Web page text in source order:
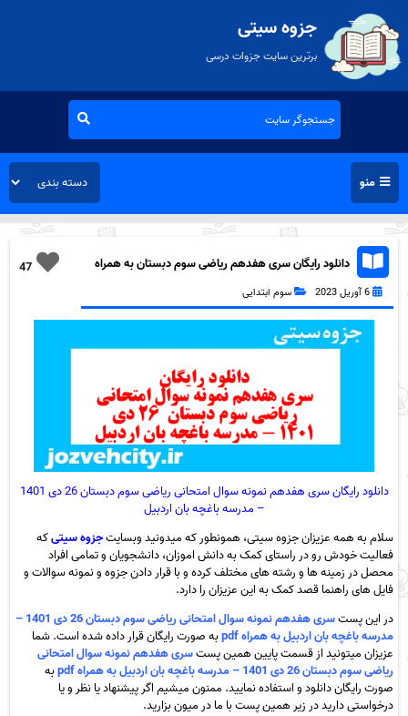
جزوه سیتی
برترین سایت جزوات درسی
منو
47
دانلود رایگان سری هفدهم ریاضی سوم دبستان به همراه
6 آوریل 2023 سوم ابتدایی
دانلود رایگان سری هفدهم نمونه سوال امتحانی ریاضی سوم دبستان 26 دی 1401
– مدرسه باغچه بان اردبیل
سلام به همه عزیزان جزوه سیتی، همونطور که میدونید وبسایتجزوه سیتیکه
فعالیت خودش رو در راستای کمک به دانش اموزان، دانشجویان و تمامی افراد
محصل در زمینه ها و رشته های مختلف کرده و با قرار دادن جزوه و نمونه سوالات و
فایل های راهنما قصد کمک به این عزیزان را دارد.
در این پست
سری هفدهم نمونه سوال امتحانی ریاضی سوم دبستان 26 دی 1401 –
مدرسه باغچه بان اردبیل به همراه pdf
به صورت رایگان قرار داده شده است. شما
عزیزان میتونید از قسمت پایین همین پستسری هفدهم نمونه سوال امتحانی
ریاضی سوم دبستان 26 دی 1401 – مدرسه باغچه بان اردبیل به همراه pdf
به
صورت رایگان دانلود و استفاده نمایید. ممنون میشیم اگر پیشنهاد یا نظر و یا
درخواستی دارید در زیر همین پست با ما در میون بزارید.